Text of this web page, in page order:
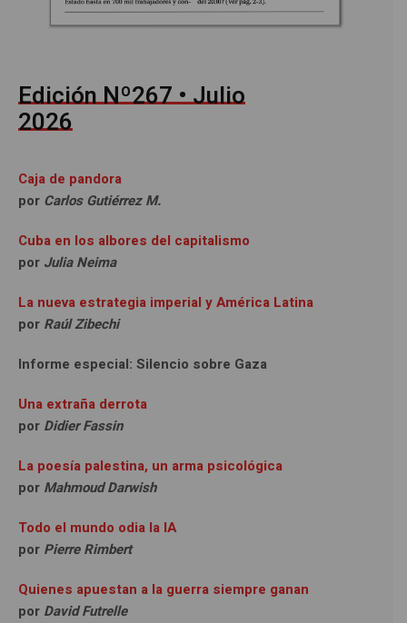
Edición Nº267 • Julio
2026
Caja de pandora
por Carlos Gutiérrez M.
Cuba en los albores del capitalismo
por Julia Neima
La nueva estrategia imperial y América Latina
por Raúl Zibechi
Informe especial: Silencio sobre Gaza
Una extraña derrota
por Didier Fassin
La poesía palestina, un arma psicológica
por Mahmoud Darwish
Todo el mundo odia la IA
por Pierre Rimbert
Quienes apuestan a la guerra siempre ganan
por David Futrelle